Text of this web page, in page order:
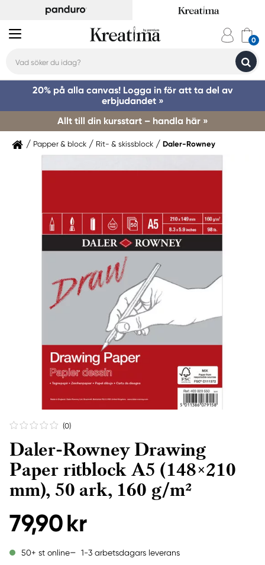
20% på alla canvas! Logga in för att ta del av
erbjudandet »
Allt till din kursstart – handla här »
Papper & block Rit- & skissblock Daler-Rowney
(0)
Daler-Rowney Drawing
Paper ritblock A5 (148×210
mm), 50 ark, 160 g/m²
79,90 kr
50+ st online 1-3 arbetsdagars leverans